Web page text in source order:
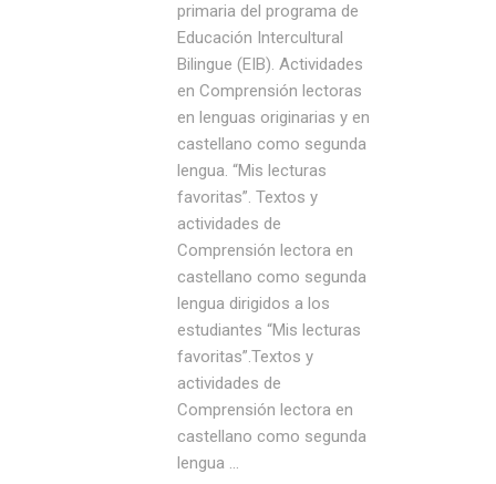
primaria del programa de
Educación Intercultural
Bilingue (EIB). Actividades
en Comprensión lectoras
en lenguas originarias y en
castellano como segunda
lengua. “Mis lecturas
favoritas”. Textos y
actividades de
Comprensión lectora en
castellano como segunda
lengua dirigidos a los
estudiantes “Mis lecturas
favoritas”.Textos y
actividades de
Comprensión lectora en
castellano como segunda
lengua ...